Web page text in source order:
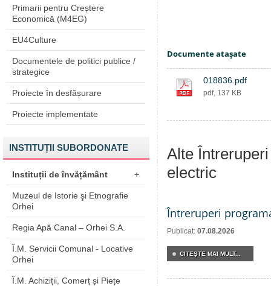
Primarii pentru Creștere
Economică (M4EG)
EU4Culture
Documentele de politici publice /
strategice
Proiecte în desfășurare
Proiecte implementate
INSTITUȚII SUBORDONATE
Instituții de învățământ +
Muzeul de Istorie şi Etnografie
Orhei
Regia Apă Canal – Orhei S.A.
Î.M. Servicii Comunal - Locative
Orhei
Î.M. Achiziții, Comerț și Piețe
Documente ataşate
018836.pdf
pdf, 137 KB
Alte
electric
Întreruperi
Publicat: 07.08.2026
CITEŞTE MAI MULT...